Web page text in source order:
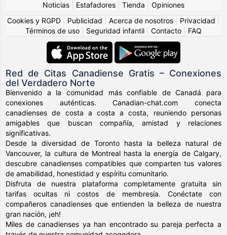
Noticias Estafadores Tienda
Opiniones
Cookies y RGPD
Publicidad Acerca de nosotros Privacidad
Términos de uso
Seguridad infantil Contacto FAQ
Red de Citas Canadiense Gratis – Conexiones
del Verdadero Norte
Bienvenido a la comunidad más confiable de Canadá para
conexiones auténticas. Canadian-chat.com conecta
canadienses de costa a costa a costa, reuniendo personas
amigables que buscan compañía, amistad y relaciones
significativas.
Desde la diversidad de Toronto hasta la belleza natural de
Vancouver, la cultura de Montreal hasta la energía de Calgary,
descubre canadienses compatibles que comparten tus valores
de amabilidad, honestidad y espíritu comunitario.
Disfruta de nuestra plataforma completamente gratuita sin
tarifas ocultas ni costos de membresía. Conéctate con
compañeros canadienses que entienden la belleza de nuestra
gran nación, ¡eh!
Miles de canadienses ya han encontrado su pareja perfecta a